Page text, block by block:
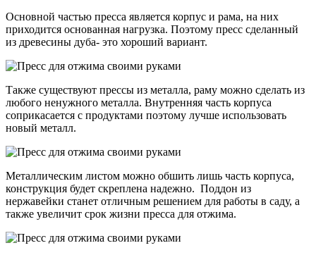
Основной частью пресса является корпус и рама, на них
приходится основанная нагрузка. Поэтому пресс сделанный
из древесины дуба- это хороший вариант.
Также существуют прессы из металла, раму можно сделать из
любого ненужного металла. Внутренняя часть корпуса
соприкасается с продуктами поэтому лучше использовать
новый металл.
Металлическим листом можно обшить лишь часть корпуса,
конструкция будет скреплена надежно. Поддон из
нержавейки станет отличным решением для работы в саду, а
также увеличит срок жизни пресса для отжима.